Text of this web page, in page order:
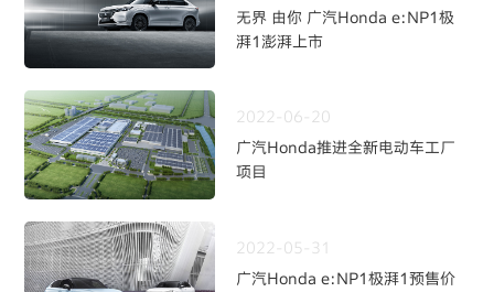
无界 由你 广汽Honda e:NP1极
湃1澎湃上市
2022-06-20
广汽Honda推进全新电动车工厂
项目
2022-05-31
广汽Honda e:NP1极湃1预售价